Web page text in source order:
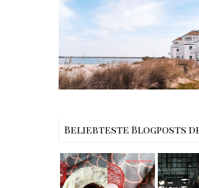
Reisen -
Beliebteste Blogposts
Rezept |
Weltbester